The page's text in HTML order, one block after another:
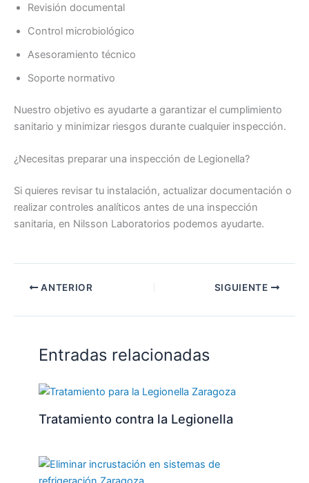
Revisión documental
Control microbiológico
Asesoramiento técnico
Soporte normativo
Nuestro objetivo es ayudarte a garantizar el cumplimiento
sanitario y minimizar riesgos durante cualquier inspección.
¿Necesitas preparar una inspección de Legionella?
Si quieres revisar tu instalación, actualizar documentación o
realizar controles analíticos antes de una inspección
sanitaria, en Nilsson Laboratorios podemos ayudarte.
ANTERIOR SIGUIENTE
Entradas relacionadas
Tratamiento contra la Legionella